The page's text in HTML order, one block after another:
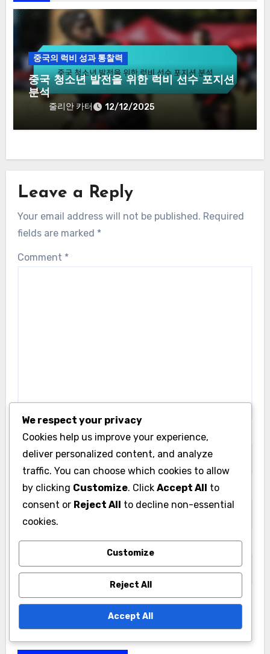
중국의 럭비 성과 통찰력
중국 청소년 발전을 위한 럭비 선수 포지션
분석
줄리안 카터 12/12/2025
Leave a Reply
Your email address will not be published. Required
fields are marked *
Comment *
Name*
Email*
Website
Save my name, email, and website in this browser
We respect your privacy
Cookies help us improve your experience,
deliver personalized content, and analyze
traffic. You can choose which cookies to allow
by clicking Customize. Click Accept All to
consent or Reject All to decline non-essential
cookies.
Customize
Reject All
Accept All